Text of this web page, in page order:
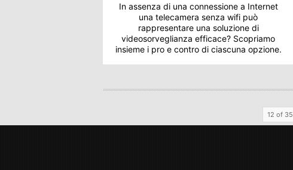
In assenza di una connessione a Internet
una telecamera senza wifi può
rappresentare una soluzione di
videosorveglianza efficace? Scopriamo
insieme i pro e contro di ciascuna opzione.
12 of 35